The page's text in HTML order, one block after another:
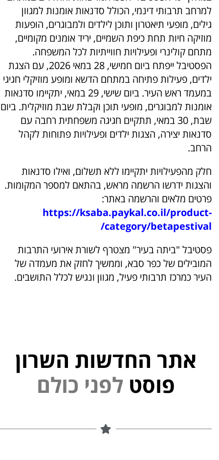
למרחב תרבותי דינמי, הכולל סדנאות אומנות למגוון
גילים, מופעי תיאטרון ותוכן לילדים ולמבוגרים, הופעות
מוזיקה חיות תחת כיפת השמיים, יריד אומנים מקומיים,
מתחם קולינרי ופעילויות חווייתיות לכל המשפחה.
הפסטיבל ייפתח ביום חמישי, 28 במאי 2026, עם הצגת
ילדים, פעילות פתיחה במתחם הדשא ומופע מוזיקלי חגיגי
במעמד ראש העיר. ביום שישי, 29 במאי, יתקיימו סדנאות
אומנות למבוגרים, מופעי תוכן וקבלת שבת מוזיקלית. ביום
שבת, 30 במאי, תתקיים חגיגה משפחתית רחבה עם
סדנאות יצירה, הצגות ילדים ופעילויות פתוחות לקהל
הרחב.
חלק מהפעילויות יתקיימו ללא תשלום, ואילו סדנאות
והצגות ידרשו הרשמה מראש, בהתאם למספר המקומות.
פרטים מלאים והרשמה באתר:
https://ksaba.paykal.co.il/product-
category/betapestival/
פסטיבל "ביתה בעיר" מצטרף לשורת אירועי התרבות
המובילים של כפר סבא, וממשיך לחזק את מעמדה של
העיר כמרכז תרבותי פעיל, מגוון ונגיש לכלל התושבים.
אתר החדשות השרון
פוסט